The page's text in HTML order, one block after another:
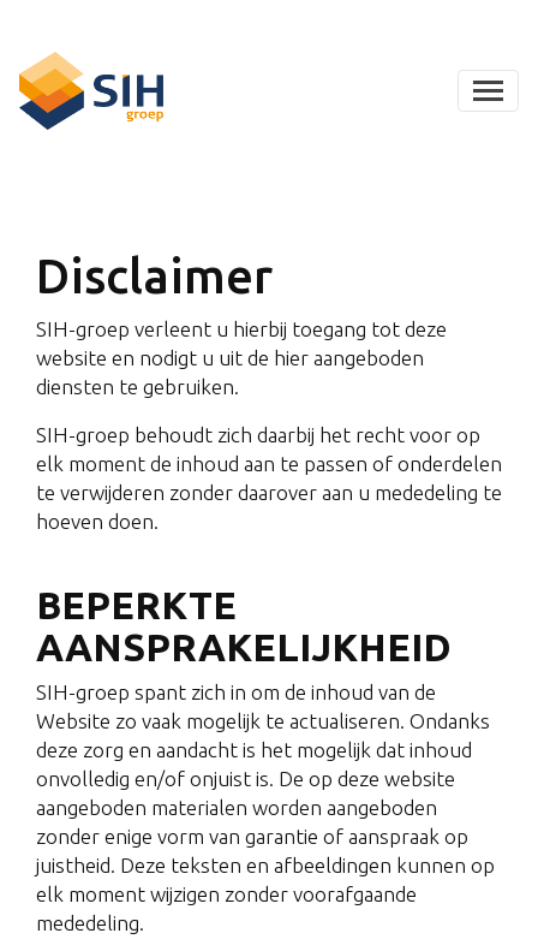
Disclaimer
SIH-groep verleent u hierbij toegang tot deze
website en nodigt u uit de hier aangeboden
diensten te gebruiken.
SIH-groep behoudt zich daarbij het recht voor op
elk moment de inhoud aan te passen of onderdelen
te verwijderen zonder daarover aan u mededeling te
hoeven doen.
BEPERKTE
AANSPRAKELIJKHEID
SIH-groep spant zich in om de inhoud van de
Website zo vaak mogelijk te actualiseren. Ondanks
deze zorg en aandacht is het mogelijk dat inhoud
onvolledig en/of onjuist is. De op deze website
aangeboden materialen worden aangeboden
zonder enige vorm van garantie of aanspraak op
juistheid. Deze teksten en afbeeldingen kunnen op
elk moment wijzigen zonder voorafgaande
mededeling.